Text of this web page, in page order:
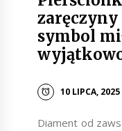
symbol
10 LIPCA, 2025
Diament od